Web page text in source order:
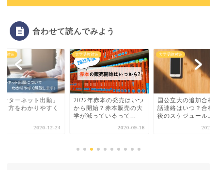
合わせて読んでみよう
験対策
ンターネット出願」
り方をわかりやすく
2020-12-24
大学受験対策
2022年赤本の発売はいつ
から開始？赤本販売の大
学が減っているって...
2020-09-16
大学受験対策
国公立大の追加合格
話連絡はいつ？合格
後のスケジュール。
2020-